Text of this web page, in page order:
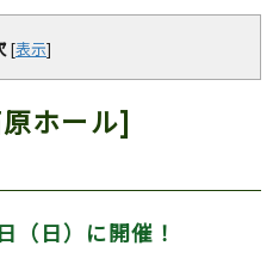
[表示]
ホール]
（日）に開催！